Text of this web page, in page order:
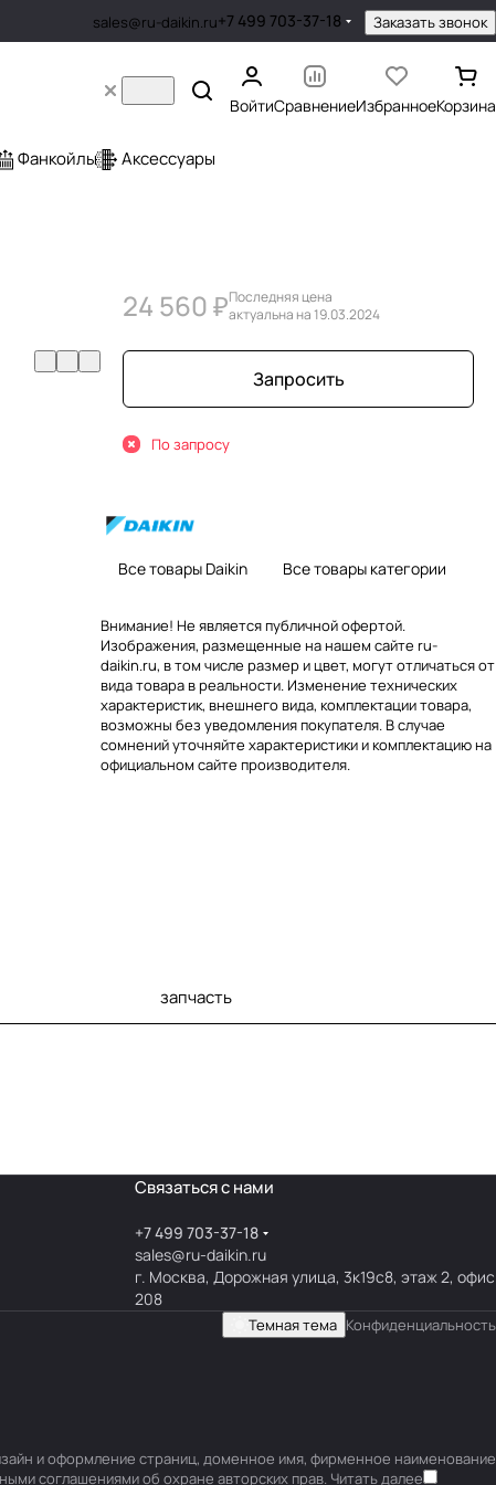
sales@ru-daikin.ru+7 499 703-37-18 Заказать звонок
ВойтиСравнениеИзбранноеКорзина
Фанкойлы Аксессуары
24 560 ₽Последняя цена
актуальна на 19.03.2024
Запросить
По запросу
Все товары Daikin Все товары категории
Внимание! Не является публичной офертой.
Изображения, размещенные на нашем сайте ru-
daikin.ru, в том числе размер и цвет, могут отличаться от
вида товара в реальности. Изменение технических
характеристик, внешнего вида, комплектации товара,
возможны без уведомления покупателя. В случае
сомнений уточняйте характеристики и комплектацию на
официальном сайте производителя.
запчасть
Связаться с нами
+7 499 703-37-18
sales@ru-daikin.ru
г. Москва, Дорожная улица, 3к19с8, этаж 2, офис
208
Темная тема Конфиденциальность
и оформление страниц, доменное имя, фирменное наименование
соглашениями об охране авторских прав. Читать далее